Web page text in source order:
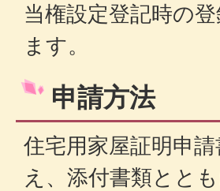
当権設定登記時の
ます。
申請方法
住宅用家屋証明申
え、添付書類とと